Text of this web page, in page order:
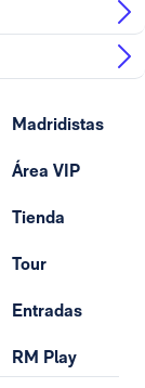
Madridistas
Área VIP
Tienda
Tour
Entradas
RM Play